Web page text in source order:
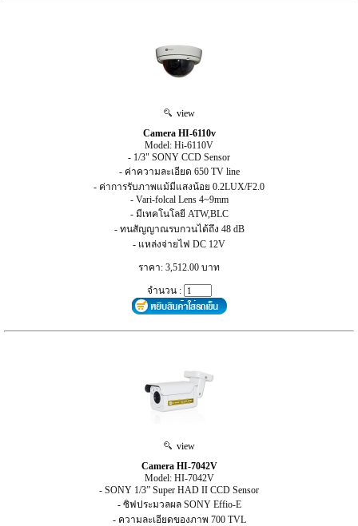
view
Camera HI-6110v
Model: Hi-6110V
- 1/3" SONY CCD Sensor
- ค่าความละเอียด 650 TV line
- ค่าการรับภาพแม้มีแสงน้อย 0.2LUX/F2.0
- Vari-folcal Lens 4~9mm
- มีเทคโนโลยี ATW,BLC
- ทนสัญญาณรบกวนได้ถึง 48 dB
- แหล่งจ่ายไฟ DC 12V
ราคา: 3,512.00 บาท
จำนวน :
view
Camera HI-7042V
Model: HI-7042V
- SONY 1/3” Super HAD II CCD Sensor
- ซิฟประมวลผล SONY Effio-E
- ความละเอียดของภาพ 700 TVL